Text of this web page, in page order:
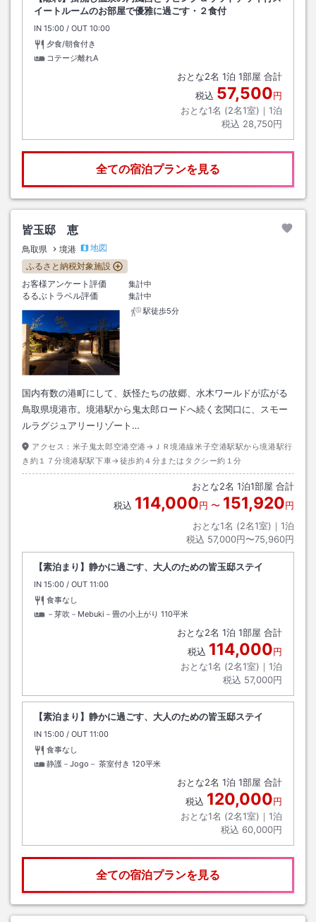
イートルームのお部屋で優雅に過ごす・２食付
IN チェックイン
15:00 / OUT チェックアウト
10:00
夕食/朝食付き
コテージ離れA
おとな2名 1泊 1部屋 合計
税込 57,500円
おとな1名 (2名1室)｜ 1泊
税込 28,750円
全ての宿泊プランを見る
皆玉邸 恵
鳥取県 境港
地図
ふるさと納税対象施設
お客様アンケート評価
集計中
るるぶトラベル評価
集計中
駅徒歩5分
国内有数の港町にして、妖怪たちの故郷、水木ワールドが広がる
鳥取県境港市。境港駅から鬼太郎ロードへ続く玄関口に、スモー
ルラグジュアリーリゾート…
アクセス： 米子鬼太郎空港空港→ＪＲ境港線米子空港駅駅から境港駅行
き約１７分境港駅駅下車→徒歩約４分またはタクシー約１分
おとな2名 1泊1部屋 合計
税込 114,000円 〜 151,920円
おとな1名 (2名1室)｜ 1泊
税込 57,000円〜75,960円
【素泊まり】静かに過ごす、大人のための皆玉邸ステイ
IN チェックイン
15:00 / OUT チェックアウト
11:00
食事なし
－芽吹－Mebuki－畳の小上がり 110平米
おとな2名 1泊 1部屋 合計
税込 114,000円
おとな1名 (2名1室)｜ 1泊
税込 57,000円
【素泊まり】静かに過ごす、大人のための皆玉邸ステイ
IN チェックイン
15:00 / OUT チェックアウト
11:00
食事なし
静護－Jogo－ 茶室付き 120平米
おとな2名 1泊 1部屋 合計
税込 120,000円
おとな1名 (2名1室)｜ 1泊
税込 60,000円
全ての宿泊プランを見る